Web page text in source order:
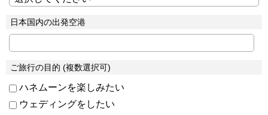
日本国内の出発空港
ご旅行の目的 (複数選択可)
ハネムーンを楽しみたい
ウェディングをしたい